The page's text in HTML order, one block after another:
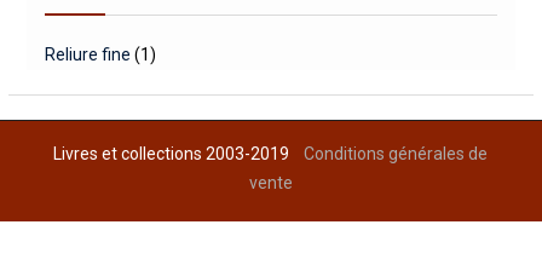
Reliure fine (1)
Livres et collections 2003-2019Conditions générales de
vente